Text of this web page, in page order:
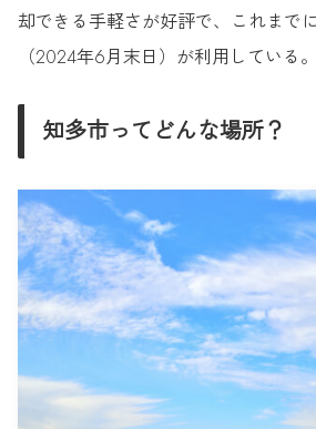
却できる手軽さが好評で、これまで
（2024年6月末日）が利用している。
知多市ってどんな場所？